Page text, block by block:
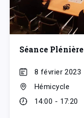
Séance Plénière
8 février 2023
Hémicycle
14:00 - 17:20